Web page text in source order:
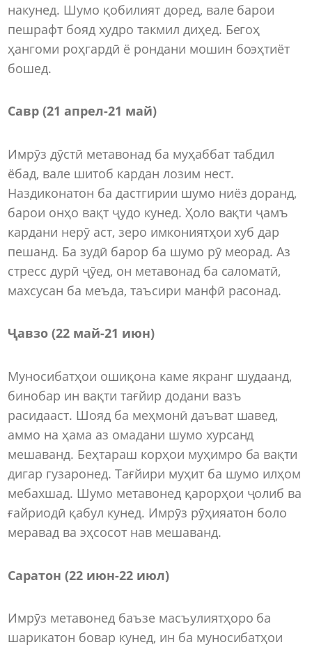
накунед. Шумо қобилият доред, вале барои
пешрафт бояд худро такмил диҳед. Бегоҳ
ҳангоми роҳгардӣ ё рондани мошин боэҳтиёт
бошед.
Савр (21 апрел-21 май)
Имрӯз дӯстӣ метавонад ба муҳаббат табдил
ёбад, вале шитоб кардан лозим нест.
Наздиконатон ба дастгирии шумо ниёз доранд,
барои онҳо вақт ҷудо кунед. Ҳоло вақти ҷамъ
кардани нерӯ аст, зеро имкониятҳои хуб дар
пешанд. Ба зудӣ барор ба шумо рӯ меорад. Аз
стресс дурӣ ҷӯед, он метавонад ба саломатӣ,
махсусан ба меъда, таъсири манфӣ расонад.
Ҷавзо (22 май-21 июн)
Муносибатҳои ошиқона каме якранг шудаанд,
бинобар ин вақти тағйир додани вазъ
расидааст. Шояд ба меҳмонӣ даъват шавед,
аммо на ҳама аз омадани шумо хурсанд
мешаванд. Беҳтараш корҳои муҳимро ба вақти
дигар гузаронед. Тағйири муҳит ба шумо илҳом
мебахшад. Шумо метавонед қарорҳои ҷолиб ва
ғайриодӣ қабул кунед. Имрӯз рӯҳияатон боло
меравад ва эҳсосот нав мешаванд.
Саратон (22 июн-22 июл)
Имрӯз метавонед баъзе масъулиятҳоро ба
шарикатон бовар кунед, ин ба муносибатҳои